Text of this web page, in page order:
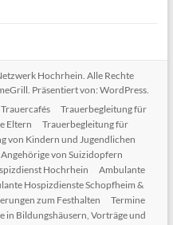
Hochrhein. Alle Rechte
Präsentiert von:WordPress.
Trauercafés
Trauerbegleitung für
Eltern
Trauerbegleitung für
von Kindern und Jugendlichen
von Suizidopfern
Hochrhein
Ambulante
Hospizdienste Schopfheim &
zum Festhalten
Termine
in Bildungshäusern, Vorträge und